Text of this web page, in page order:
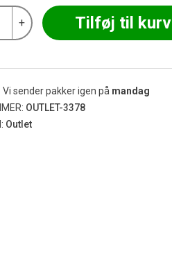
Slamrør
+ Tilføj til kurv
Vi sender pakker igen på mandag
OUTLET-3378
Outlet